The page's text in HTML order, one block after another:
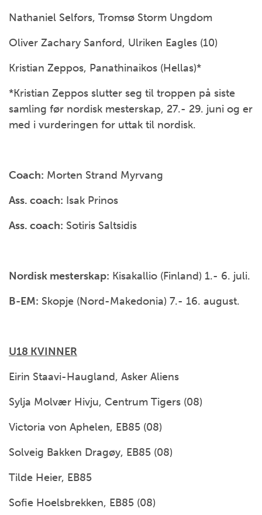
Nathaniel Selfors, Tromsø Storm Ungdom
Oliver Zachary Sanford, Ulriken Eagles (10)
Kristian Zeppos, Panathinaikos (Hellas)*
*Kristian Zeppos slutter seg til troppen på siste
samling før nordisk mesterskap, 27.- 29. juni og er
med i vurderingen for uttak til nordisk.
Coach: Morten Strand Myrvang
Ass. coach: Isak Prinos
Ass. coach: Sotiris Saltsidis
Nordisk mesterskap: Kisakallio (Finland) 1.- 6. juli.
B-EM: Skopje (Nord-Makedonia) 7.- 16. august.
U18 KVINNER
Eirin Staavi-Haugland, Asker Aliens
Sylja Molvær Hivju, Centrum Tigers (08)
Victoria von Aphelen, EB85 (08)
Solveig Bakken Dragøy, EB85 (08)
Tilde Heier, EB85
Sofie Hoelsbrekken, EB85 (08)